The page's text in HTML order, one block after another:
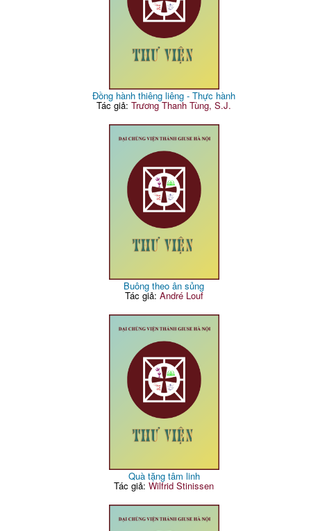
Đồng hành thiêng liêng - Thực hành
Tác giả:Trương Thanh Tùng, S.J.
Buông theo ân sủng
Tác giả: André Louf
Quà tặng tâm linh
Tác giả:Wilfrid Stinissen